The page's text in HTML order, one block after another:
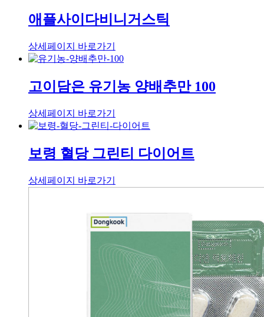
애플사이다비니거스틱
상세페이지 바로가기
고이담은 유기농 양배추만 100
상세페이지 바로가기
보령 혈당 그린티 다이어트
상세페이지 바로가기